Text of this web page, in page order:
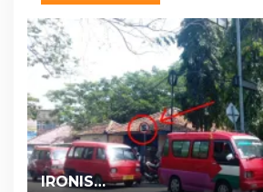
IRONIS…